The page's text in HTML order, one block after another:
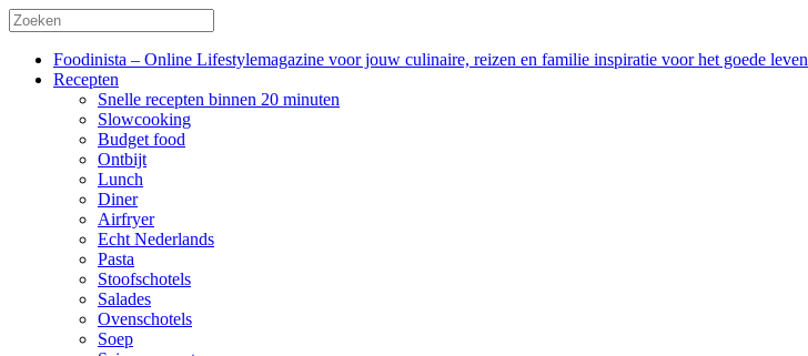
Foodinista – Online Lifestylemagazine voor jouw culinaire, reizen en familie inspiratie voor het goede leven
Recepten
Snelle recepten binnen 20 minuten
Slowcooking
Budget food
Ontbijt
Lunch
Diner
Airfryer
Echt Nederlands
Pasta
Stoofschotels
Salades
Ovenschotels
Soep